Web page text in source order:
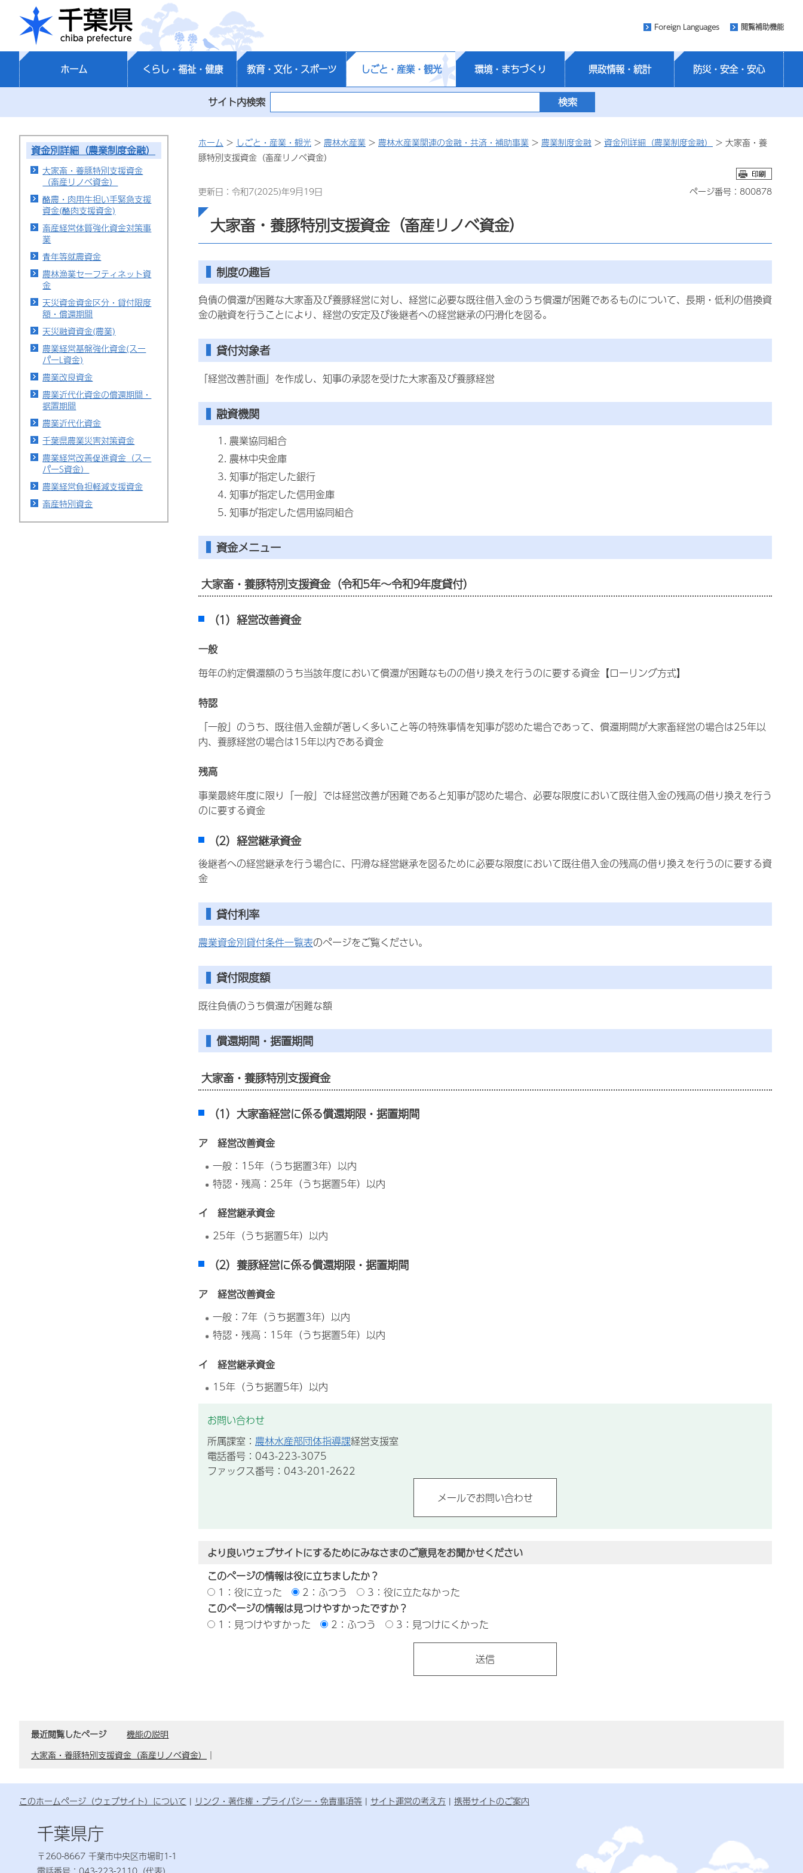
千葉県
Foreign Languages 閲覧補助機能
ホーム くらし・福祉・健康 教育・文化・スポーツ しごと・産業・観光 環境・まちづくり 県政情報・統計 防災・安全・安心
サイト内検索
資金別詳細（農業制度金融）
大家畜・養豚特別支援資金
（畜産リノベ資金）
酪農・肉用牛担い手緊急支援
資金(酪肉支援資金)
畜産経営体質強化資金対策事
業
青年等就農資金
農林漁業セーフティネット資
金
天災資金資金区分・貸付限度
額・償還期間
天災融資資金(農業)
農業経営基盤強化資金(スー
パーL資金)
農業改良資金
農業近代化資金の償還期間・
据置期間
農業近代化資金
千葉県農業災害対策資金
農業経営改善促進資金（スー
パーS資金）
農業経営負担軽減支援資金
畜産特別資金
ホーム > しごと・産業・観光 > 農林水産業 > 農林水産業関連の金融・共済・補助事業 > 農業制度金融 > 資金別詳細（農業制度金融）
> 大家畜・養
豚特別支援資金（畜産リノベ資金）
更新日：令和7(2025)年9月19日 ページ番号：800878
大家畜・養豚特別支援資金（畜産リノベ資金）
制度の趣旨
負債の償還が困難な大家畜及び養豚経営に対し、経営に必要な既往借入金のうち償還が困難であるものについて、長期・低利の借換資
金の融資を行うことにより、経営の安定及び後継者への経営継承の円滑化を図る。
貸付対象者
「経営改善計画」を作成し、知事の承認を受けた大家畜及び養豚経営
融資機関
農業協同組合
農林中央金庫
知事が指定した銀行
知事が指定した信用金庫
知事が指定した信用協同組合
資金メニュー
大家畜・養豚特別支援資金（令和5年～令和9年度貸付）
（1）経営改善資金
一般
毎年の約定償還額のうち当該年度において償還が困難なものの借り換えを行うのに要する資金【ローリング方式】
特認
「一般」のうち、既往借入金額が著しく多いこと等の特殊事情を知事が認めた場合であって、償還期間が大家畜経営の場合は25年以
内、養豚経営の場合は15年以内である資金
残高
事業最終年度に限り「一般」では経営改善が困難であると知事が認めた場合、必要な限度において既往借入金の残高の借り換えを行う
のに要する資金
（2）経営継承資金
後継者への経営継承を行う場合に、円滑な経営継承を図るために必要な限度において既往借入金の残高の借り換えを行うのに要する資
金
貸付利率
農業資金別貸付条件一覧表のページをご覧ください。
貸付限度額
既往負債のうち償還が困難な額
償還期間・据置期間
大家畜・養豚特別支援資金
（1）大家畜経営に係る償還期限・据置期間
ア 経営改善資金
一般：15年（うち据置3年）以内
特認・残高：25年（うち据置5年）以内
イ 経営継承資金
25年（うち据置5年）以内
（2）養豚経営に係る償還期限・据置期間
ア 経営改善資金
一般：7年（うち据置3年）以内
特認・残高：15年（うち据置5年）以内
イ 経営継承資金
15年（うち据置5年）以内
お問い合わせ
所属課室： 農林水産部団体指導課経営支援室
電話番号：043-223-3075
ファックス番号：043-201-2622
より良いウェブサイトにするためにみなさまのご意見をお聞かせください
このページの情報は役に立ちましたか？
1：役に立った
2：ふつう
3：役に立たなかった
このページの情報は見つけやすかったですか？
1：見つけやすかった
2：ふつう 3：見つけにくかった
最近閲覧したページ
機能の説明
大家畜・養豚特別支援資金（畜産リノベ資金）
｜
このホームページ（ウェブサイト）について リンク・著作権・プライバシー・免責事項等 サイト運営の考え方 携帯サイトのご案内
千葉県庁
〒260-8667 千葉市中央区市場町1-1